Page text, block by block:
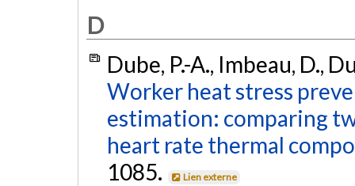
D
Dube, P.-A., Imbeau, D.,
Worker heat stress
estimation: comparing
heart rate thermal
1085.
Lien externe